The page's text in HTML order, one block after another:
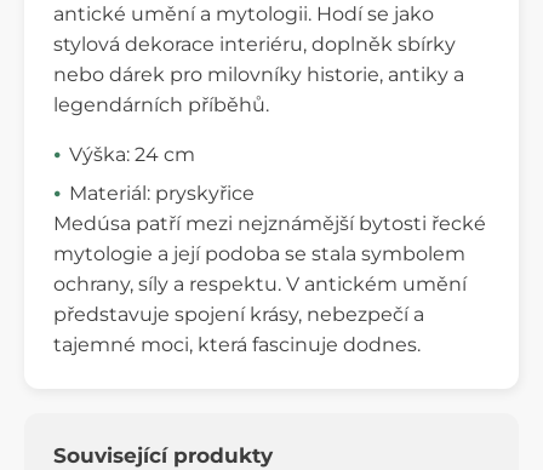
antické umění a mytologii. Hodí se jako
stylová dekorace interiéru, doplněk sbírky
nebo dárek pro milovníky historie, antiky a
legendárních příběhů.
Výška: 24 cm
Materiál: pryskyřice
Medúsa patří mezi nejznámější bytosti řecké
mytologie a její podoba se stala symbolem
ochrany, síly a respektu. V antickém umění
představuje spojení krásy, nebezpečí a
tajemné moci, která fascinuje dodnes.
Související produkty